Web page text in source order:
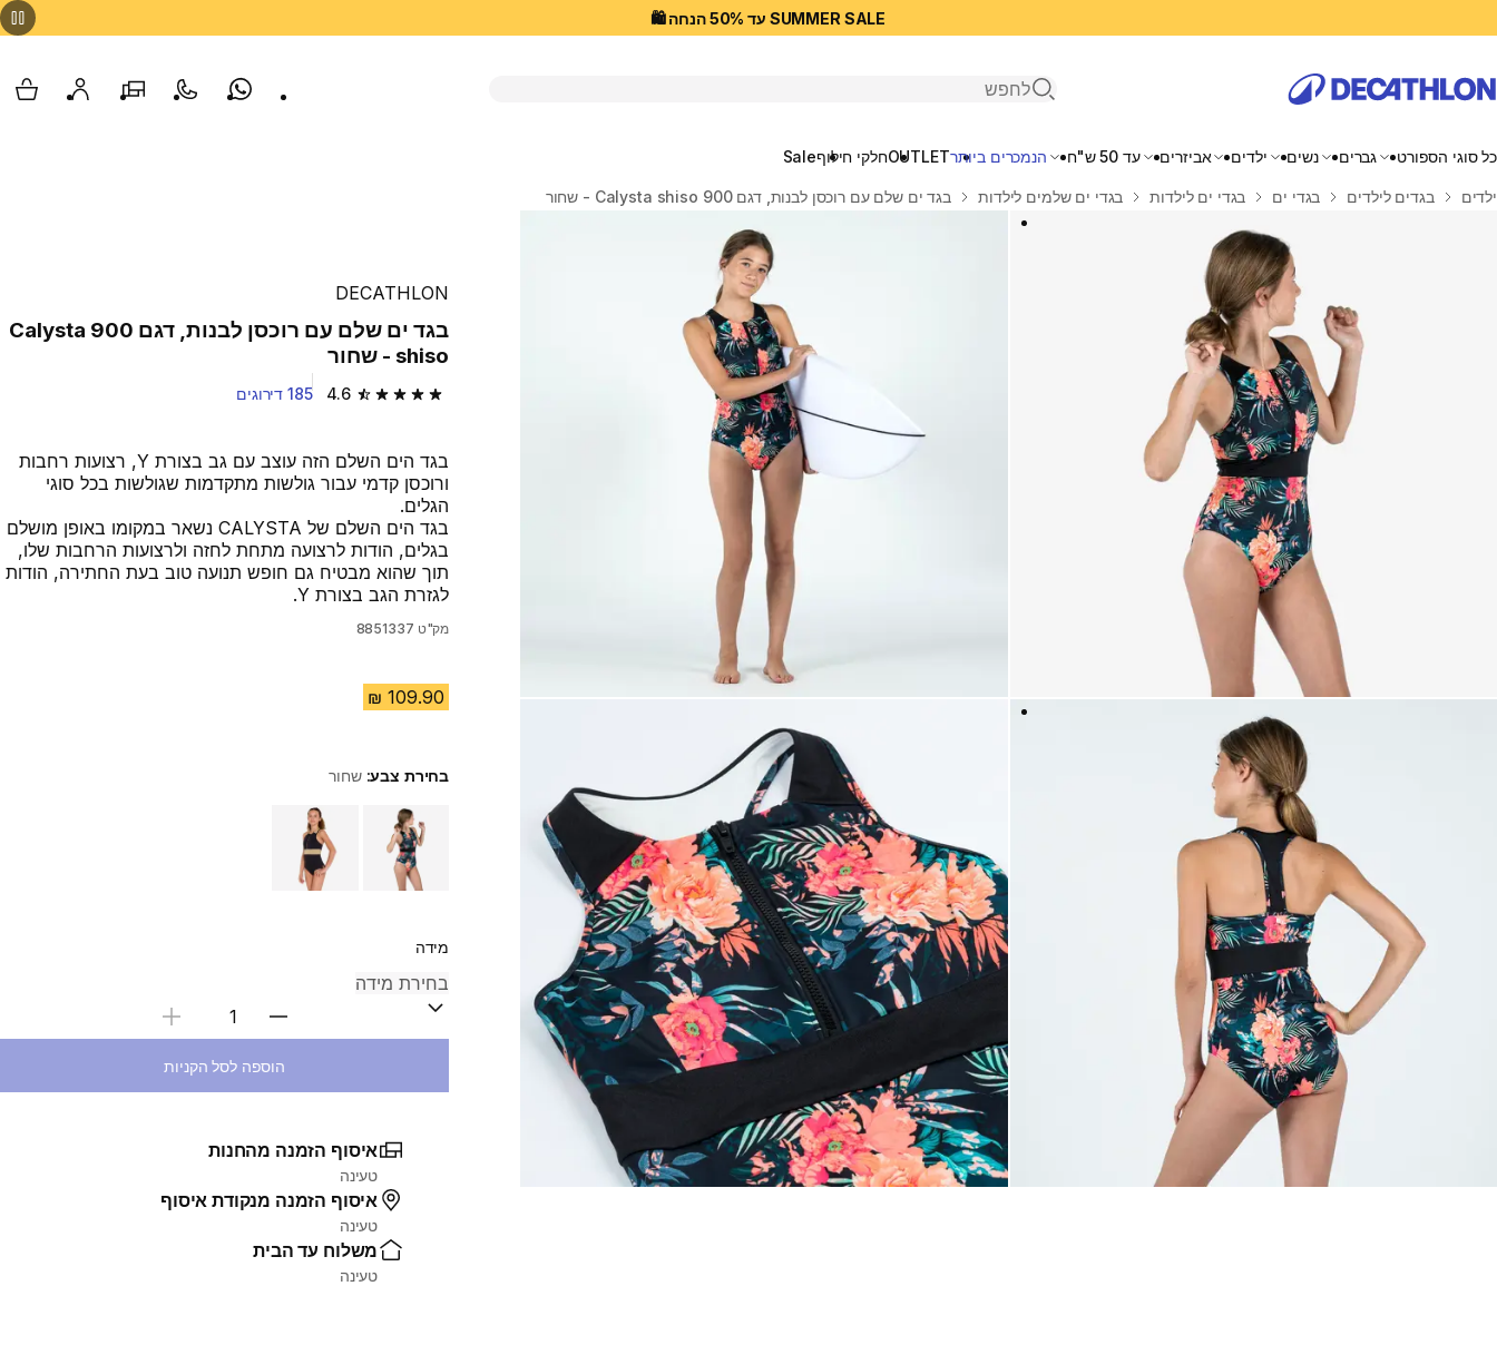
SUMMER SALE עד 50% הנחה 🛍️
פתיחת חיפוש
Whatsappצור קשרהסניפים שלנוהחשבון שלי
כל סוגי הספורט גברים נשים ילדים אביזרים עד 50 ש"ח הנמכרים ביותרOUTLETחלקי חילוףSale
בית
ילדים בגדים לילדים בגדי ים בגדי ים לילדות בגדי ים שלמים לילדות בגד ים שלם עם רוכסן לבנות, דגם 900 Calysta shiso - שחור
DECATHLON
בגד ים שלם עם רוכסן לבנות, דגם 900 Calysta
shiso - שחור
4.6 4.6 out of 5 stars from 185 reviews 185 דירוגים
בגד הים השלם הזה עוצב עם גב בצורת Y, רצועות רחבות
ורוכסן קדמי עבור גולשות מתקדמות שגולשות בכל סוגי
הגלים.
בגד הים השלם של CALYSTA נשאר במקומו באופן מושלם
בגלים, הודות לרצועה מתחת לחזה ולרצועות הרחבות שלו,
תוך שהוא מבטיח גם חופש תנועה טוב בעת החתירה, הודות
לגזרת הגב בצורת Y.
מק"ט 8851337
בחירת צבע:שחור
Choose a variant
מידה
בחירת כמות
הוספה לסל הקניות
איסוף הזמנה מהחנות
טעינה
איסוף הזמנה מנקודת איסוף
טעינה
משלוח עד הבית
טעינה